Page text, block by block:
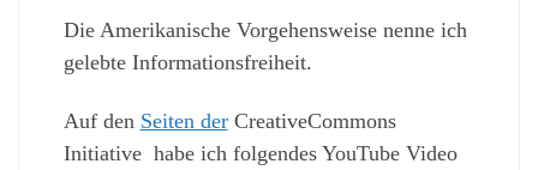
Die Amerikanische Vorgehensweise nenne ich
gelebte Informationsfreiheit.
Auf den Seiten derCreativeCommons
Initiative habe ich folgendes YouTube Video